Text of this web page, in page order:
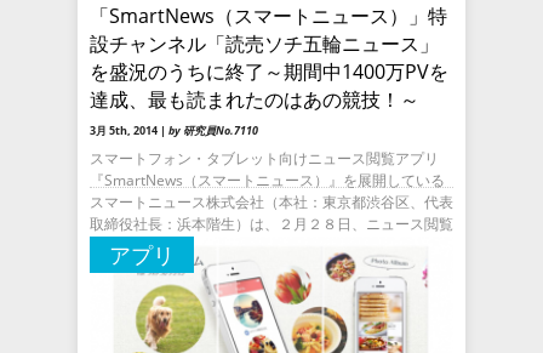
「SmartNews（スマートニュース）」特
設チャンネル「読売ソチ五輪ニュース」
を盛況のうちに終了～期間中1400万PVを
達成、最も読まれたのはあの競技！～
3月 5th, 2014 | by 研究員No.7110
スマートフォン・タブレット向けニュース閲覧アプリ
『SmartNews（スマートニュース）』を展開している
スマートニュース株式会社（本社：東京都渋谷区、代表
取締役社長：浜本階生）は、２月２８日、ニュース閲覧
アプリ「Smar
アプリ